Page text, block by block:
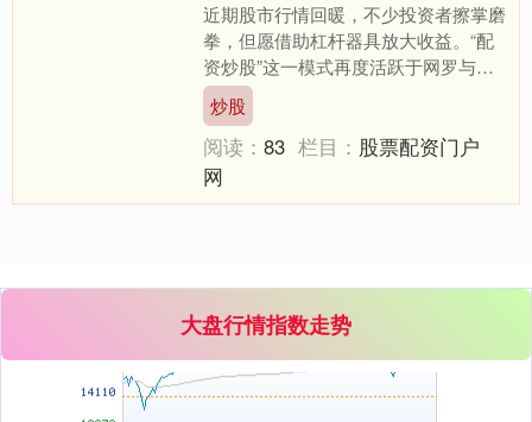
近期股市行情回暖，不少投资者擦掌磨
拳，但愿借助杠杆器具放大收益。“配
资炒股”这一模式再度活跃于网罗与酬
酢平台淮安股票配资综合门户网站_配
资资讯行情与学习入口，打....
炒股
阅读：83 栏目： 股票配资门户
网
大盘行情指数走势